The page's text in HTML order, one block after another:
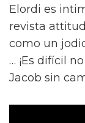
Elordi es
revista
como un
… ¡Es difícil
Jacob sin